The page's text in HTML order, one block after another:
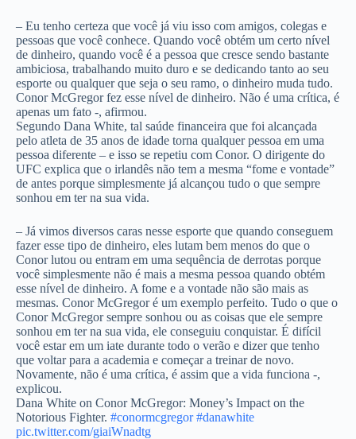
– Eu tenho certeza que você já viu isso com amigos, colegas e
pessoas que você conhece. Quando você obtém um certo nível
de dinheiro, quando você é a pessoa que cresce sendo bastante
ambiciosa, trabalhando muito duro e se dedicando tanto ao seu
esporte ou qualquer que seja o seu ramo, o dinheiro muda tudo.
Conor McGregor fez esse nível de dinheiro. Não é uma crítica, é
apenas um fato -, afirmou.
Segundo Dana White, tal saúde financeira que foi alcançada
pelo atleta de 35 anos de idade torna qualquer pessoa em uma
pessoa diferente – e isso se repetiu com Conor. O dirigente do
UFC explica que o irlandês não tem a mesma “fome e vontade”
de antes porque simplesmente já alcançou tudo o que sempre
sonhou em ter na sua vida.
– Já vimos diversos caras nesse esporte que quando conseguem
fazer esse tipo de dinheiro, eles lutam bem menos do que o
Conor lutou ou entram em uma sequência de derrotas porque
você simplesmente não é mais a mesma pessoa quando obtém
esse nível de dinheiro. A fome e a vontade não são mais as
mesmas. Conor McGregor é um exemplo perfeito. Tudo o que o
Conor McGregor sempre sonhou ou as coisas que ele sempre
sonhou em ter na sua vida, ele conseguiu conquistar. É difícil
você estar em um iate durante todo o verão e dizer que tenho
que voltar para a academia e começar a treinar de novo.
Novamente, não é uma crítica, é assim que a vida funciona -,
explicou.
Dana White on Conor McGregor: Money’s Impact on the
Notorious Fighter. #conormcgregor #danawhite
pic.twitter.com/giaiWnadtg